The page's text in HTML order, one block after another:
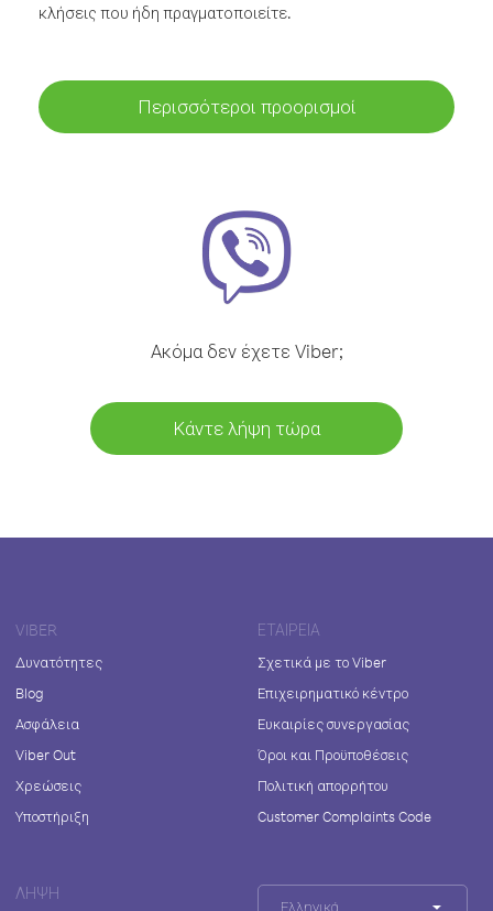
κλήσεις που ήδη πραγματοποιείτε.
Περισσότεροι προορισμοί
Ακόμα δεν έχετε Viber;
Κάντε λήψη τώρα
VIBER
Δυνατότητες
Blog
Ασφάλεια
Viber Out
Χρεώσεις
Υποστήριξη
ΕΤΑΙΡΕΊΑ
Σχετικά με το Viber
Επιχειρηματικό κέντρο
Ευκαιρίες συνεργασίας
Όροι και Προϋποθέσεις
Πολιτική απορρήτου
Customer Complaints Code
ΛΉΨΗ
Ελληνικά